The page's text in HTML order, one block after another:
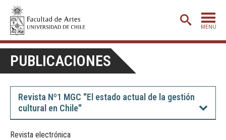
MENÚ
PORTADA
ADMISIÓN
ETAPA BÁSICA
PUBLICACIONES
Revista Nº1 MGC "El estado actual de la gestión
cultural en Chile"
Revista electrónica